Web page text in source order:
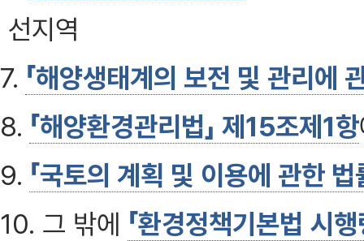
선지역
7. 「해양생태계의 보전 및 관리에
8. 「해양환경관리법」 제15조제1항
9. 「국토의 계획 및 이용에 관한
10. 그 밖에 「환경정책기본법 시